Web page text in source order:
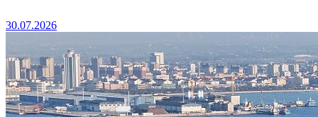
30.07.2026